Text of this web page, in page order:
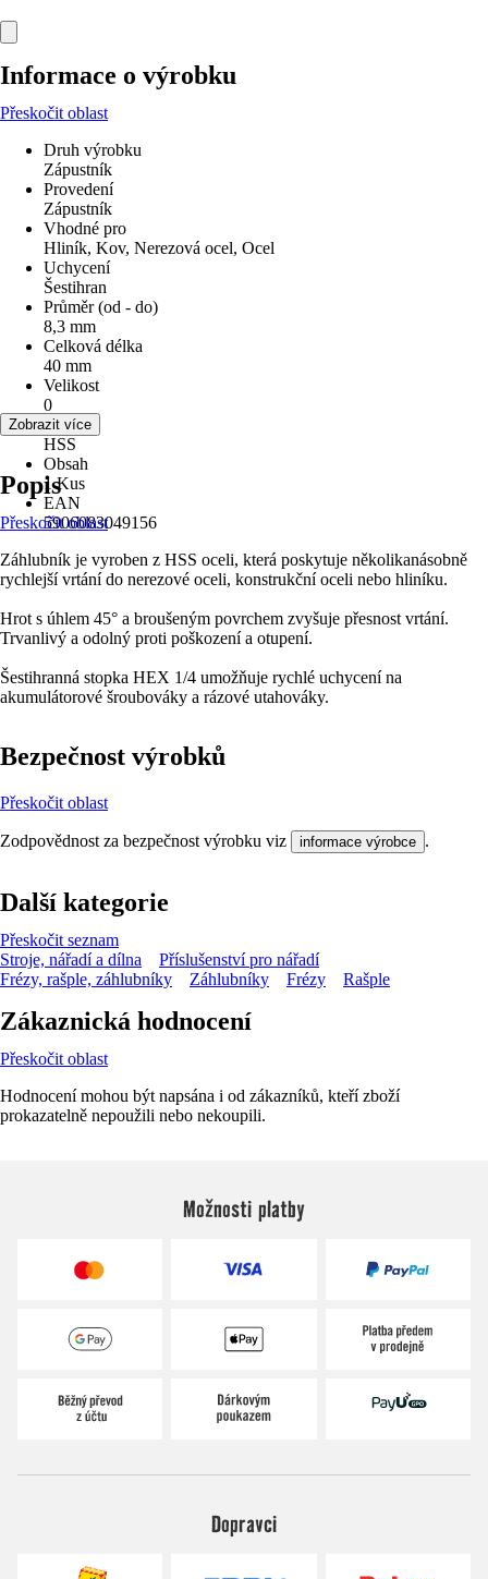
Informace o výrobku
Přeskočit oblast
Druh výrobku
Zápustník
Provedení
Zápustník
Vhodné pro
Hliník, Kov, Nerezová ocel, Ocel
Uchycení
Šestihran
Průměr (od - do)
8,3 mm
Celková délka
40 mm
Velikost
0
Materiál
HSS
Obsah
1 Kus
EAN
5906083049156
Zobrazit více
Popis
Přeskočit oblast
Záhlubník je vyroben z HSS oceli, která poskytuje několikanásobně
rychlejší vrtání do nerezové oceli, konstrukční oceli nebo hliníku.
Hrot s úhlem 45° a broušeným povrchem zvyšuje přesnost vrtání.
Trvanlivý a odolný proti poškození a otupení.
Šestihranná stopka HEX 1/4 umožňuje rychlé uchycení na
akumulátorové šroubováky a rázové utahováky.
Bezpečnost výrobků
Přeskočit oblast
Zodpovědnost za bezpečnost výrobku viz informace výrobce .
Další kategorie
Přeskočit seznam
Stroje, nářadí a dílna
Příslušenství pro nářadí
Frézy, rašple, záhlubníky
Záhlubníky Frézy Rašple
Zákaznická hodnocení
Přeskočit oblast
Hodnocení mohou být napsána i od zákazníků, kteří zboží
prokazatelně nepoužili nebo nekoupili.
Možnosti platby
Dopravci